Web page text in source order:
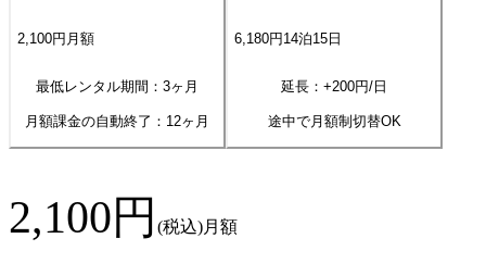
2,100円 月額
最低レンタル期間：3ヶ月
月額課金の自動終了： 12ヶ月
6,180円14泊15日
延長：+200円/日
途中で月額制切替OK
2,100円 (税込)月額